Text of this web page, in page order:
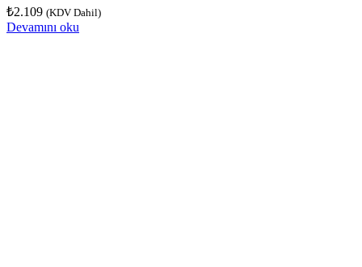
₺2.109 (KDV Dahil)
Devamını oku